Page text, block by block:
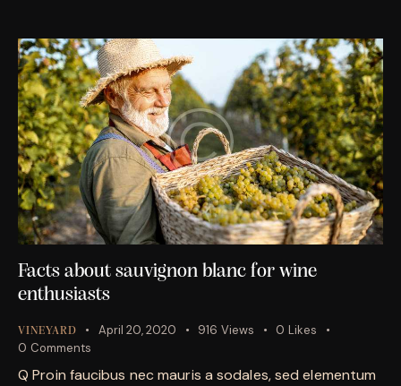
Facts about sauvignon blanc for wine
enthusiasts
VINEYARD April 20, 2020 916 Views 0 Likes
0 Comments
Q Proin faucibus nec mauris a sodales, sed elementum